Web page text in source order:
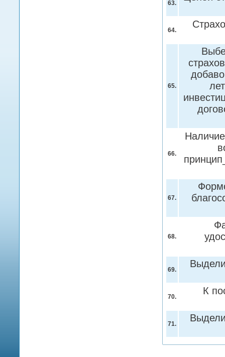
63.
64.
65.
66.
67.
68.
69.
70.
К
71.